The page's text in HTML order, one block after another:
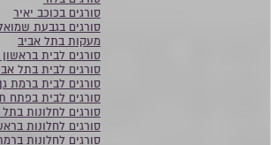
סורגים בכוכב יאיר
סורגים בגבעת
מעקות בתל אביב
סורגים לבית בראשון
סורגים לבית בתל
סורגים לבית ברמת גן
סורגים לבית בפתח
סורגים לחלונות
סורגים לחלונות
סורגים לחלונות